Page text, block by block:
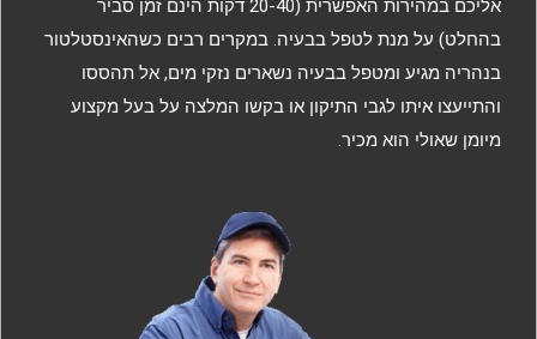
אליכם במהירות האפשרית (20-40 דקות הינם זמן סביר
בהחלט) על מנת לטפל בבעיה. במקרים רבים כשהאינסטלטור
בנהריה מגיע ומטפל בבעיה נשארים נזקי מים, אל תהססו
והתייעצו איתו לגבי התיקון או בקשו המלצה על בעל מקצוע
מיומן שאולי הוא מכיר.